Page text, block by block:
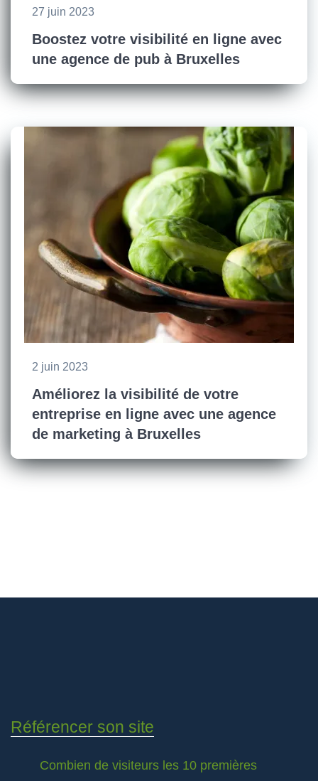
27 juin 2023
Boostez votre visibilité en ligne avec
une agence de pub à Bruxelles
2 juin 2023
Améliorez la visibilité de votre
entreprise en ligne avec une agence
de marketing à Bruxelles
Référencer son site
Combien de visiteurs les 10 premières